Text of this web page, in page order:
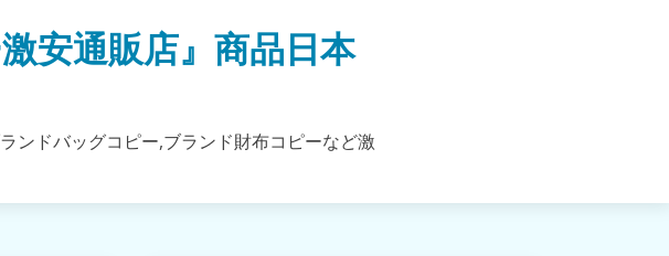
安通販店』商品日本
ンドバッグコピー,ブランド財布コピーなど激